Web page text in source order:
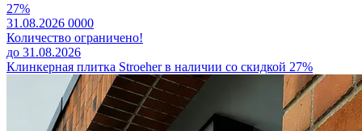
27%
31.08.2026 0000
Количество ограничено!
до 31.08.2026
Клинкерная плитка Stroeher в наличии со скидкой 27%